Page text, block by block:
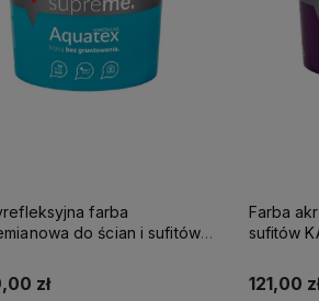
farba
do ścian i sufitów
BAZA A MAT
zł
Farba
sufitów
121,00